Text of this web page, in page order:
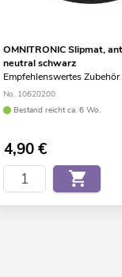
OMNITRONIC Slipmat,
neutral schwarz
Empfehlenswertes Zubehör
No. 10620200
Bestand reicht ca. 6 Wo.
4,90€